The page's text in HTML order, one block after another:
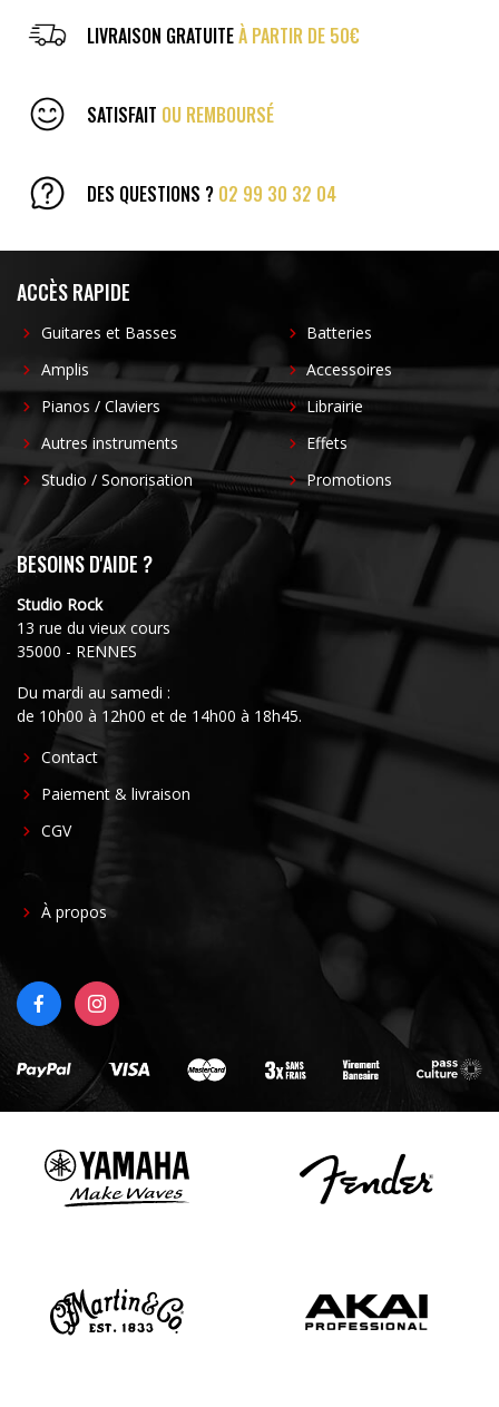
LIVRAISON GRATUITEÀ PARTIR DE 50€
SATISFAIT OU REMBOURSÉ
DES QUESTIONS ? 02 99 30 32 04
ACCÈS RAPIDE
Guitares et Basses
Amplis
Pianos / Claviers
Autres instruments
Studio / Sonorisation
Batteries
Accessoires
Librairie
Effets
Promotions
BESOINS D'AIDE ?
Studio Rock
13 rue du vieux cours
35000 - RENNES
Du mardi au samedi :
de 10h00 à 12h00 et de 14h00 à 18h45.
FOOTER
CENTER
Contact
Paiement & livraison
CGV
FOOTER
À propos
FACEBOOKINSTAGRAM